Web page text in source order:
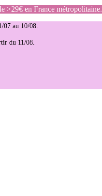
>29€ en France métropolitaine.
07 au 10/08.
du 11/08.